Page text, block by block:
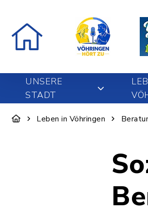
UNSERE
STADT
Leben in Vöhringen